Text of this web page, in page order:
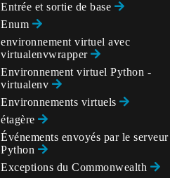
Entrée et sortie de base
Enum
environnement virtuel avec
virtualenvwrapper
Environnement virtuel Python -
virtualenv
Environnements virtuels
étagère
Événements envoyés par le serveur
Python
Exceptions du Commonwealth